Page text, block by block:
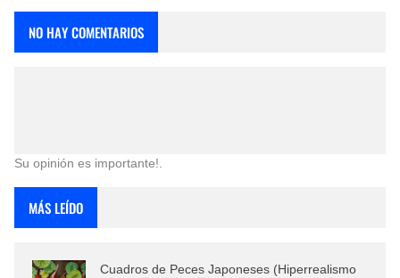
NO HAY COMENTARIOS
Su opinión es importante!.
MÁS LEÍDO
Cuadros de Peces Japoneses (Hiperrealismo